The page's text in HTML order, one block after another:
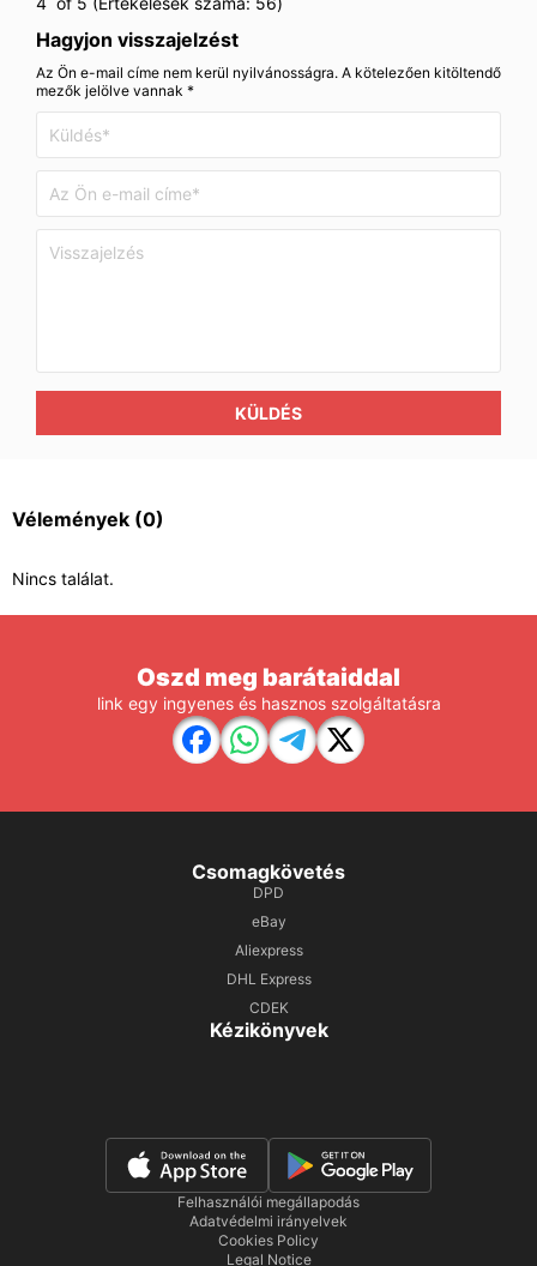
Hagyjon visszajelzést
Az Ön e-mail címe nem kerül nyilvánosságra. A kötelezően kitöltendő
mezők jelölve vannak *
KÜLDÉS
Vélemények (0)
Nincs találat.
Oszd meg barátaiddal
link egy ingyenes és hasznos szolgáltatásra
Csomagkövetés
DPD
eBay
Aliexpress
DHL Express
CDEK
Kézikönyvek
Felhasználói megállapodás
Adatvédelmi irányelvek
Cookies Policy
Legal Notice